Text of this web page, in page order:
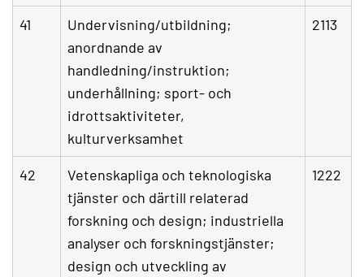
41
Undervisning/utbildning;
anordnande av
handledning/instruktion;
underhållning; sport- och
idrottsaktiviteter,
kulturverksamhet
2113
42
Vetenskapliga och teknologiska
tjänster och därtill relaterad
forskning och design; industriella
analyser och forskningstjänster;
design och utveckling av
1222